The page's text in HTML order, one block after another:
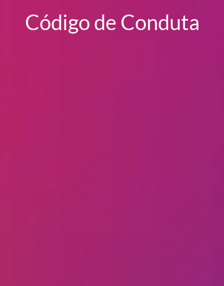
Código de Conduta